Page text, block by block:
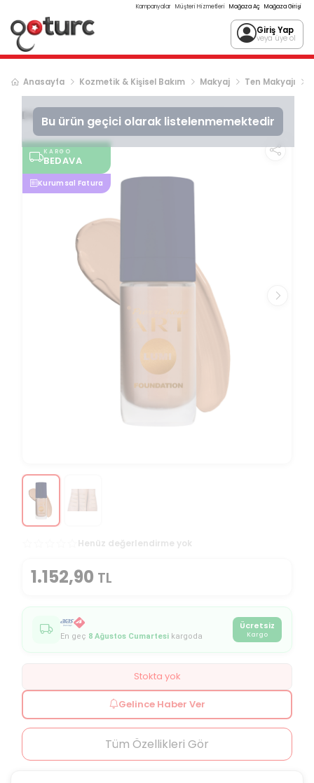
Kampanyalar Müşteri Hizmetleri Mağaza Aç Mağaza Girişi
Giriş Yap
veya üye ol
Anasayfa Kozmetik & Kişisel Bakım Makyaj Ten Makyajı
Bu ürün geçici olarak listelenmemektedir
Diger Lumi Touch Fondöten ART. - 03
KARGO
BEDAVA
Kurumsal Fatura
Henüz değerlendirme yok
1.152,90 TL
En geç 8 Ağustos Cumartesi kargoda
Ücretsiz
Kargo
Stokta yok
Gelince Haber Ver
Tüm Özellikleri Gör